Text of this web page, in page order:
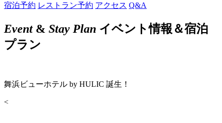
宿泊予約 レストラン予約 アクセス Q&A
Event& Stay Plan イベント情報＆宿泊
プラン
舞浜ビューホテル by HULIC 誕生！
<